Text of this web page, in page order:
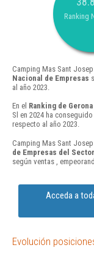
Ranking
Camping Mas Sant
Nacional de Empresas
al año 2023.
En el Ranking de Gerona
Sl en 2024 ha
respecto al año 2023.
Camping Mas Sant
de Empresas del
según ventas ,
Acceda a
Evolución